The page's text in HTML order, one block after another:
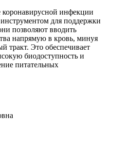
инфекции
для поддержки
позволяют вводить
напрямую в кровь, минуя
тракт. Это обеспечивает
биодоступность и
питательных